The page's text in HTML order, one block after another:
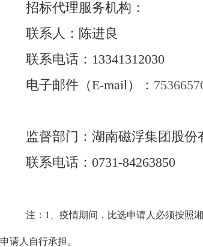
招标代理服务机构：
联系人：陈进良
联系电话：13341312030
电子邮件（E-mail）：
监督部门：湖南磁浮集团股
联系电话：0731-84263850
注：1、疫情期间，比选申请人必须按照
申请人自行承担。